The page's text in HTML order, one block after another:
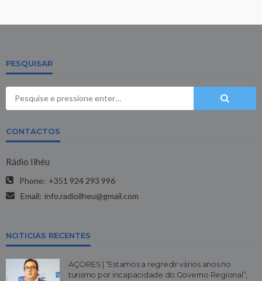
PESQUISAR
CONTACTOS
Rádio Ilhéu
Phone: +351 924 293 996
Email: info.radioilheu@gmail.com
NOTICIAS RECENTES
AÇORES | “Estamos a regredir vários anos no
turismo por incapacidade do Governo Regional”,